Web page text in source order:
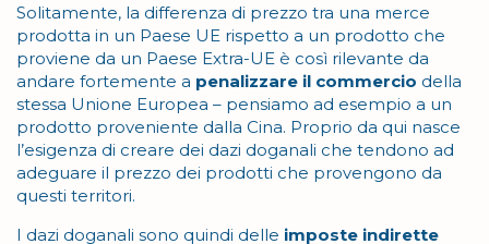
Solitamente, la differenza di prezzo tra una merce
prodotta in un Paese UE rispetto a un prodotto che
proviene da un Paese Extra-UE è così rilevante da
andare fortemente a penalizzare il commercio della
stessa Unione Europea – pensiamo ad esempio a un
prodotto proveniente dalla Cina. Proprio da qui nasce
l’esigenza di creare dei dazi doganali che tendono ad
adeguare il prezzo dei prodotti che provengono da
questi territori.
I dazi doganali sono quindi delle imposte indirette